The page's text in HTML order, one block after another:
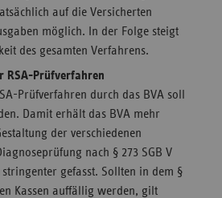
auf die Versicherten
möglich. In der Folge steigt
des gesamten Verfahrens.
RSA-Prüfverfahren
Prüfverfahren durch das BVA soll
Damit erhält das BVA mehr
der verschiedenen
nach § 273 SGB V
gefasst. Sollten in dem §
Kassen auffällig werden, gilt